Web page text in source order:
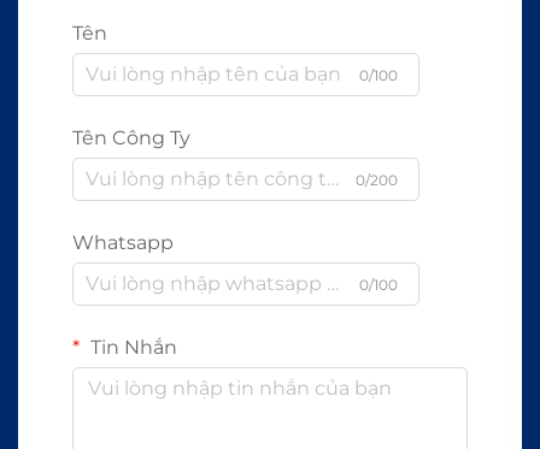
Tên
0/100
Tên Công Ty
0/200
Whatsapp
0/100
Tin Nhắn